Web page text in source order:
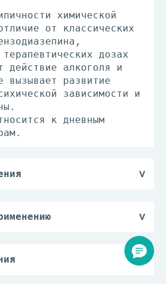
химической
от классических
дозах
действие алкоголя и
вызывает развитие
зависимости и
к дневным
по 50-100 мг (1-2
сут. При нерегулярном
принять 1-2 таб.